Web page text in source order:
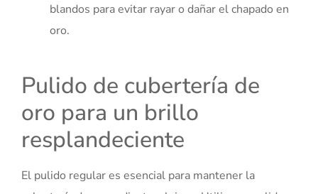
blandos para evitar rayar o dañar el chapado en
oro.
Pulido de cubertería de
oro para un brillo
resplandeciente
El pulido regular es esencial para mantener la